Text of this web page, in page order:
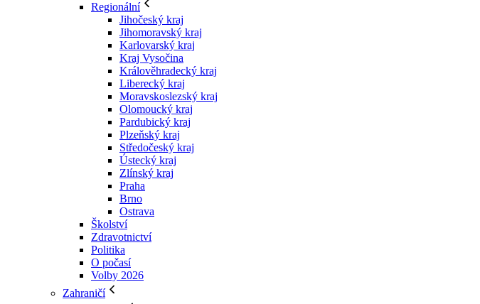
Regionální
Jihočeský kraj
Jihomoravský kraj
Karlovarský kraj
Kraj Vysočina
Králověhradecký kraj
Liberecký kraj
Moravskoslezský kraj
Olomoucký kraj
Pardubický kraj
Plzeňský kraj
Středočeský kraj
Ústecký kraj
Zlínský kraj
Praha
Brno
Ostrava
Školství
Zdravotnictví
Politika
O počasí
Volby 2026
Zahraničí